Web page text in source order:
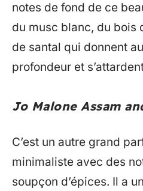
notes de fond de ce
du musc blanc, du bois
de santal qui donnent
profondeur et
Jo Malone Assam
C’est un autre grand
minimaliste avec des
soupçon d’épices. Il a